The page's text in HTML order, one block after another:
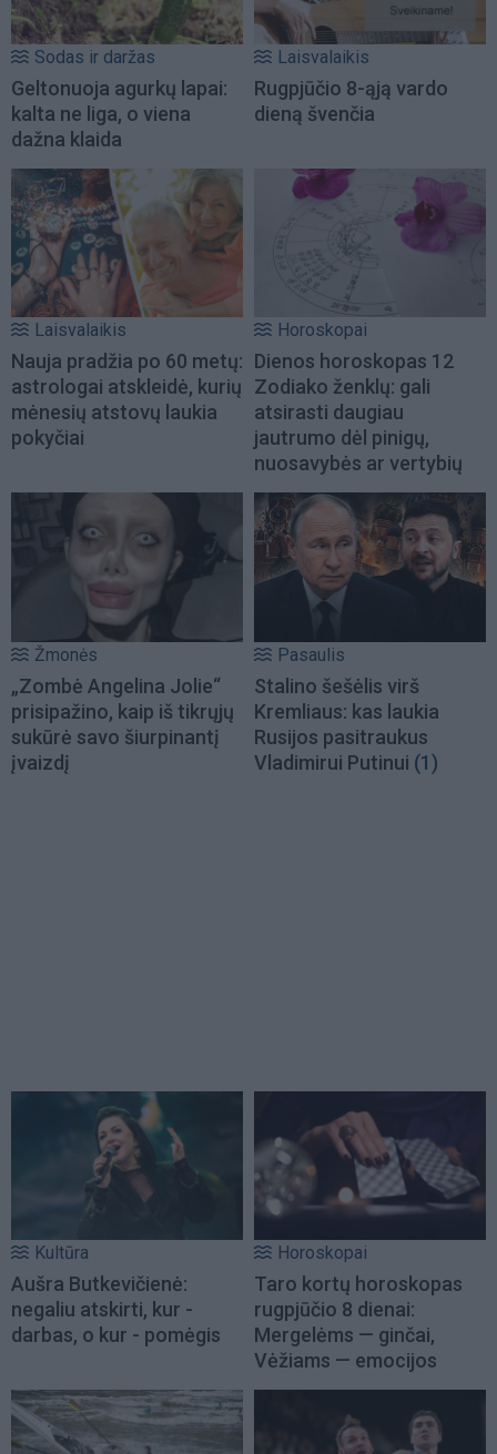
Sodas ir daržas
Geltonuoja agurkų lapai:
kalta ne liga, o viena
dažna klaida
Laisvalaikis
Rugpjūčio 8-ąją vardo
dieną švenčia
Laisvalaikis
Nauja pradžia po 60 metų:
astrologai atskleidė, kurių
mėnesių atstovų laukia
pokyčiai
Horoskopai
Dienos horoskopas 12
Zodiako ženklų: gali
atsirasti daugiau
jautrumo dėl pinigų,
nuosavybės ar vertybių
Žmonės
„Zombė Angelina Jolie“
prisipažino, kaip iš tikrųjų
sukūrė savo šiurpinantį
įvaizdį
Pasaulis
Stalino šešėlis virš
Kremliaus: kas laukia
Rusijos pasitraukus
Vladimirui Putinui (1)
Kultūra
Aušra Butkevičienė:
negaliu atskirti, kur -
darbas, o kur - pomėgis
Horoskopai
Taro kortų horoskopas
rugpjūčio 8 dienai:
Mergelėms — ginčai,
Vėžiams — emocijos